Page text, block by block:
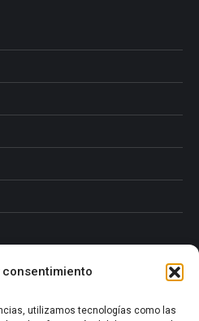
utilizamos tecnologías como las